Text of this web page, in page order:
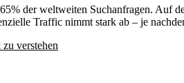
der weltweiten Suchanfragen.
Traffic nimmt stark ab – je
verstehen